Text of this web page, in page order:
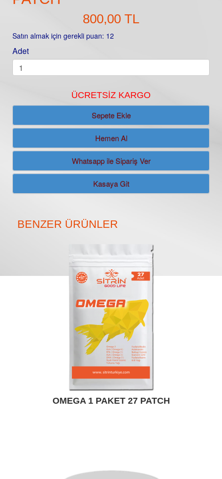
800,00 TL
Satın almak için gerekli puan: 12
Adet
ÜCRETSIZ KARGO
Sepete Ekle
Whatsapp ile Sipariş Ver
Kasaya Git
BENZER ÜRÜNLER
OMEGA 1 PAKET 27 PATCH